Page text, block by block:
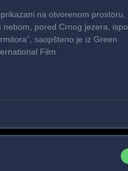
prikazani na otvorenom prostoru,
nebom, pored Crnog jezera,
saopšteno je iz Green
Film